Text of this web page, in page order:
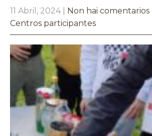
11 Abril, 2024 Non hai comentarios
Centros participantes